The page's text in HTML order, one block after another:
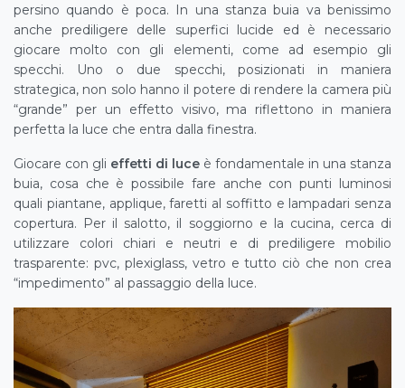
persino quando è poca. In una stanza buia va benissimo
anche prediligere delle superfici lucide ed è necessario
giocare molto con gli elementi, come ad esempio gli
specchi. Uno o due specchi, posizionati in maniera
strategica, non solo hanno il potere di rendere la camera più
“grande” per un effetto visivo, ma riflettono in maniera
perfetta la luce che entra dalla finestra.
Giocare con gli effetti di luce è fondamentale in una stanza
buia, cosa che è possibile fare anche con punti luminosi
quali piantane, applique, faretti al soffitto e lampadari senza
copertura. Per il salotto, il soggiorno e la cucina, cerca di
utilizzare colori chiari e neutri e di prediligere mobilio
trasparente: pvc, plexiglass, vetro e tutto ciò che non crea
“impedimento” al passaggio della luce.